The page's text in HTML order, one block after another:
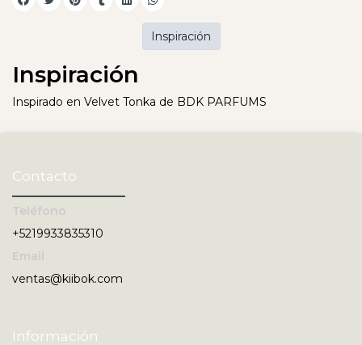
Inspiración
Inspirado en Velvet Tonka de BDK PARFUMS
Inspiración
Contacto
+5219933835310
ventas@kiibok.com
Información